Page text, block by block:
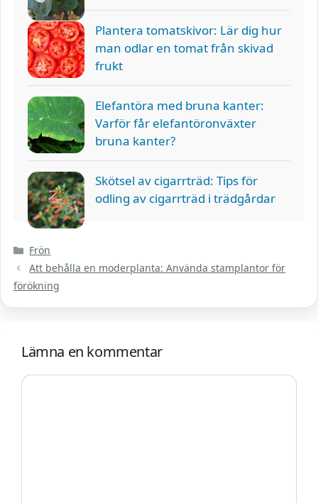
Plantera tomatskivor: Lär dig hur
man odlar en tomat från skivad
frukt
Elefantöra med bruna kanter:
Varför får elefantöronväxter
bruna kanter?
Skötsel av cigarrträd: Tips för
odling av cigarrträd i trädgårdar
Kategorier
Frön
Att behålla en moderplanta: Använda stamplantor för
förökning
Lämna en kommentar
Kommentar